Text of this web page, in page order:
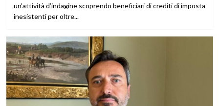
un’attività d’indagine scoprendo beneficiari di crediti di imposta
inesistenti per oltre...